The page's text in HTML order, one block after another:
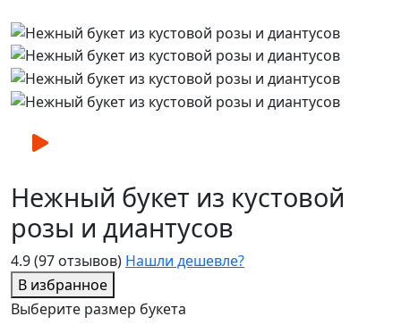
4.9(97 отзывов) Нашли дешевле?
В избранное
Нежный букет из кустовой
розы и диантусов
Выберите размер букета